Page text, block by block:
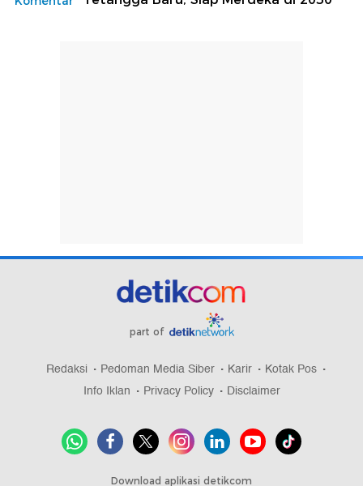
part of
Redaksi Pedoman Media Siber Karir
Kotak Pos
Info Iklan
Privacy Policy Disclaimer
Download aplikasi detikcom